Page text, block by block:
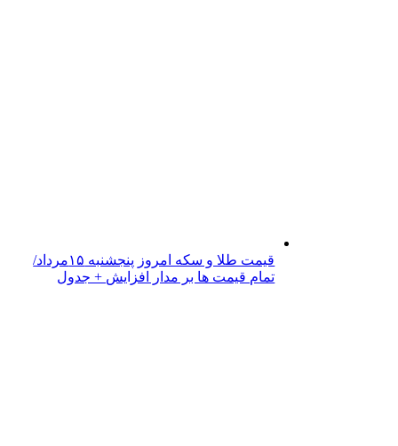
قیمت طلا و سکه امروز پنجشنبه ۱۵مرداد/
تمام قیمت ها بر مدار افزایش + جدول